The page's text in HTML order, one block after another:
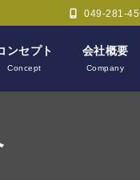
049-281-
ンセプト
Concept
会社概要
Company